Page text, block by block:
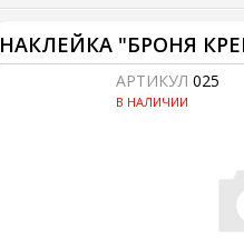
НАКЛЕЙКА "БРОНЯ
АРТИКУЛ 025
В НАЛИЧИИ